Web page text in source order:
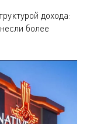
дохода:
более